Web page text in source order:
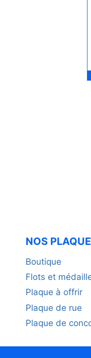
NOS
Boutique
Flots et
Plaque à offrir
Plaque de rue
Plaque de